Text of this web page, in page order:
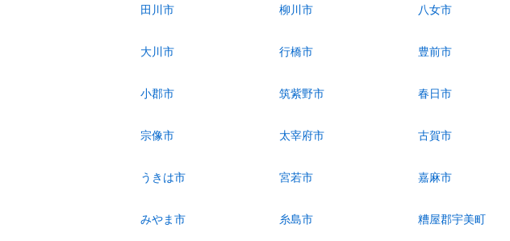
田川市 柳川市 八女市
大川市 行橋市 豊前市
小郡市 筑紫野市 春日市
宗像市 太宰府市 古賀市
うきは市 宮若市 嘉麻市
みやま市 糸島市 糟屋郡宇美町